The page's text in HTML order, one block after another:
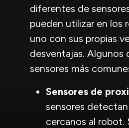
diferentes de
pueden utilizar en los
uno con sus propias
desventajas. Algunos
sensores más
Sensores de
sensores
cercanos al robot.